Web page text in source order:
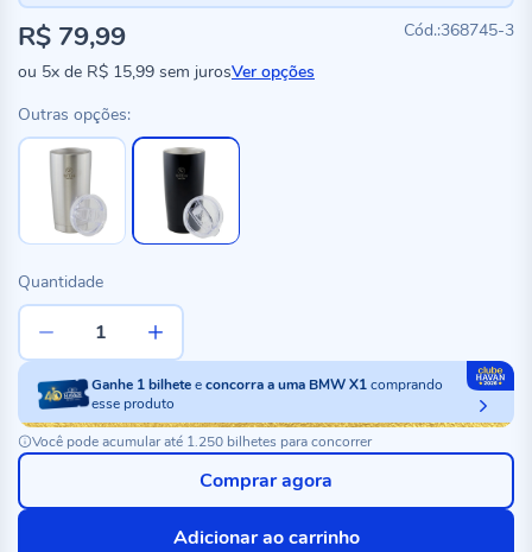
368745-3
R$ 79,99
ou 5x de R$ 15,99 sem jurosVer opções
Outras opções:
Quantidade
Ganhe 1bilheteeconcorra a uma BMW X1comprando
esse produto
Você pode acumular até 1.250 bilhetes para concorrer
Adicionar ao carrinho
Comprar agora